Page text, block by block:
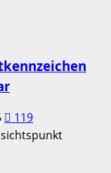
119